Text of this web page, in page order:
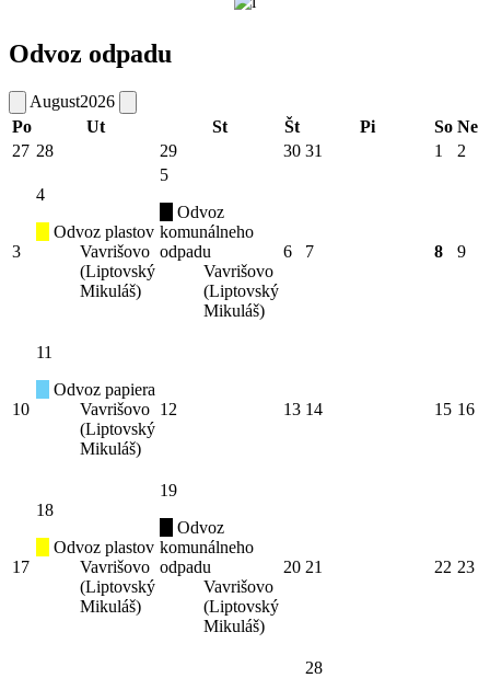
Odvoz odpadu
August2026
Po
Ut St Št Pi So Ne
27 28 29 30 31 1 2
3
4
Odvoz plastov
Vavrišovo
(Liptovský
Mikuláš)
5
Odvoz
komunálneho
odpadu
Vavrišovo
(Liptovský
Mikuláš)
6 7 8 9
10
11
Odvoz papiera
Vavrišovo
(Liptovský
Mikuláš)
12 13 14 15 16
17
18
Odvoz plastov
Vavrišovo
(Liptovský
Mikuláš)
19
Odvoz
komunálneho
odpadu
Vavrišovo
(Liptovský
Mikuláš)
20 21 22 23
28